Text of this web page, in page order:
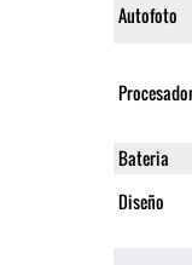
Autofoto
Bateria
Diseño